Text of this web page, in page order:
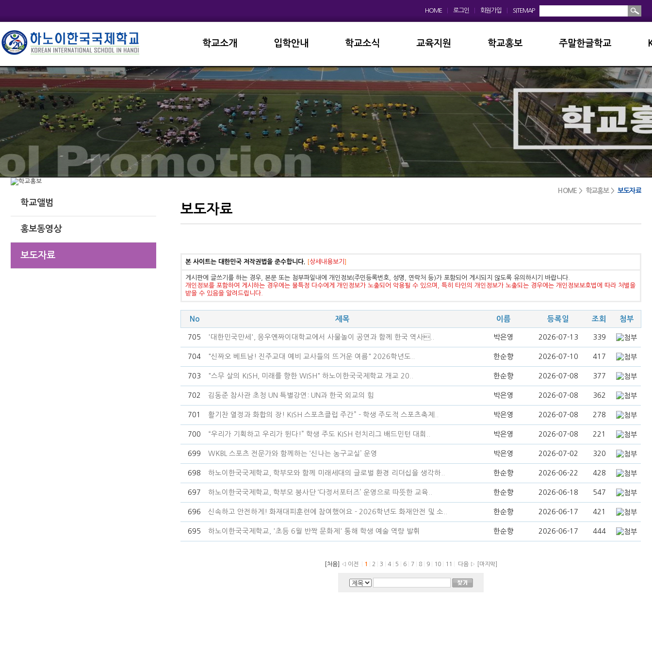
HOME 로그인 회원가입 SITEMAP
학교소개
교직원인사
학교상징
학교연혁
학교교육목표
학교현황
입학안내
중고등학교
학교소식
공지사항
학사일정
교육과정
가정통신문
방과후학교
외국어자료실
교육지원
이사회
학교운영위원회
학부모회
학교발전기금
학교홍보
학교앨범
홍보동영상
보도자료
디지털선도학교
주말한글학교
소개및현황
공지사항
입학안내
학교앨범
서식자료실
학교앨범
홍보동영상
보도자료
HOME > 학교홍보 > 보도자료
보도자료
본 사이트는 대한민국 저작권법을 준수합니다. [상세내용보기 ]
게시판에 글쓰기를 하는 경우, 본문 또는 첨부파일내에 개인정보(주민등록번호, 성명, 연락처 등)가 포함되어 게시되지 않도록 유의하시기 바랍니다.
개인정보를 포함하여 게시하는 경우에는 불특정 다수에게 개인정보가 노출되어 악용될 수 있으며, 특히 타인의 개인정보가 노출되는 경우에는 개인정보보호법에 따라 처벌을
받을 수 있음을 알려드립니다.
No 제목 이름 등록일 조회 첨부
705 '대한민국만세', 응우옌짜이대학교에서 사물놀이 공연과 함께 한국 역사.. 박은영 2026-07-13 339
704 "신짜오 베트남! 진주교대 예비 교사들의 뜨거운 여름" 2026학년도.. 한순향 2026-07-10 417
703 "스무 살의 KISH, 미래를 향한 WISH" 하노이한국국제학교 개교 20.. 한순향 2026-07-08 377
702 김동준 참사관 초청 UN 특별강연: UN과 한국 외교의 힘 박은영 2026-07-08 362
701 활기찬 열정과 화합의 장! KISH 스포츠클럽 주간” - 학생 주도적 스포츠축제.. 박은영 2026-07-08 278
700 “우리가 기획하고 우리가 뛴다!” 학생 주도 KISH 런치리그 배드민턴 대회.. 박은영 2026-07-08 221
699 WKBL 스포츠 전문가와 함께하는 ‘신나는 농구교실’ 운영 박은영 2026-07-02 320
698 하노이한국국제학교, 학부모와 함께 미래세대의 글로벌 환경 리더십을 생각하.. 한순향 2026-06-22 428
697 하노이한국국제학교, 학부모 봉사단 ‘다정서포터즈’ 운영으로 따뜻한 교육.. 한순향 2026-06-18 547
696 신속하고 안전하게! 화재대피훈련에 참여했어요 - 2026학년도 화재안전 및 소.. 한순향 2026-06-17 421
695 하노이한국국제학교, '초등 6월 반짝 문화제' 통해 학생 예술 역량 발휘 한순향 2026-06-17 444
[처음] ◁ 이전 1 2 3 4 5 6 7 8 9 10 11 다음 ▷ [마지막]